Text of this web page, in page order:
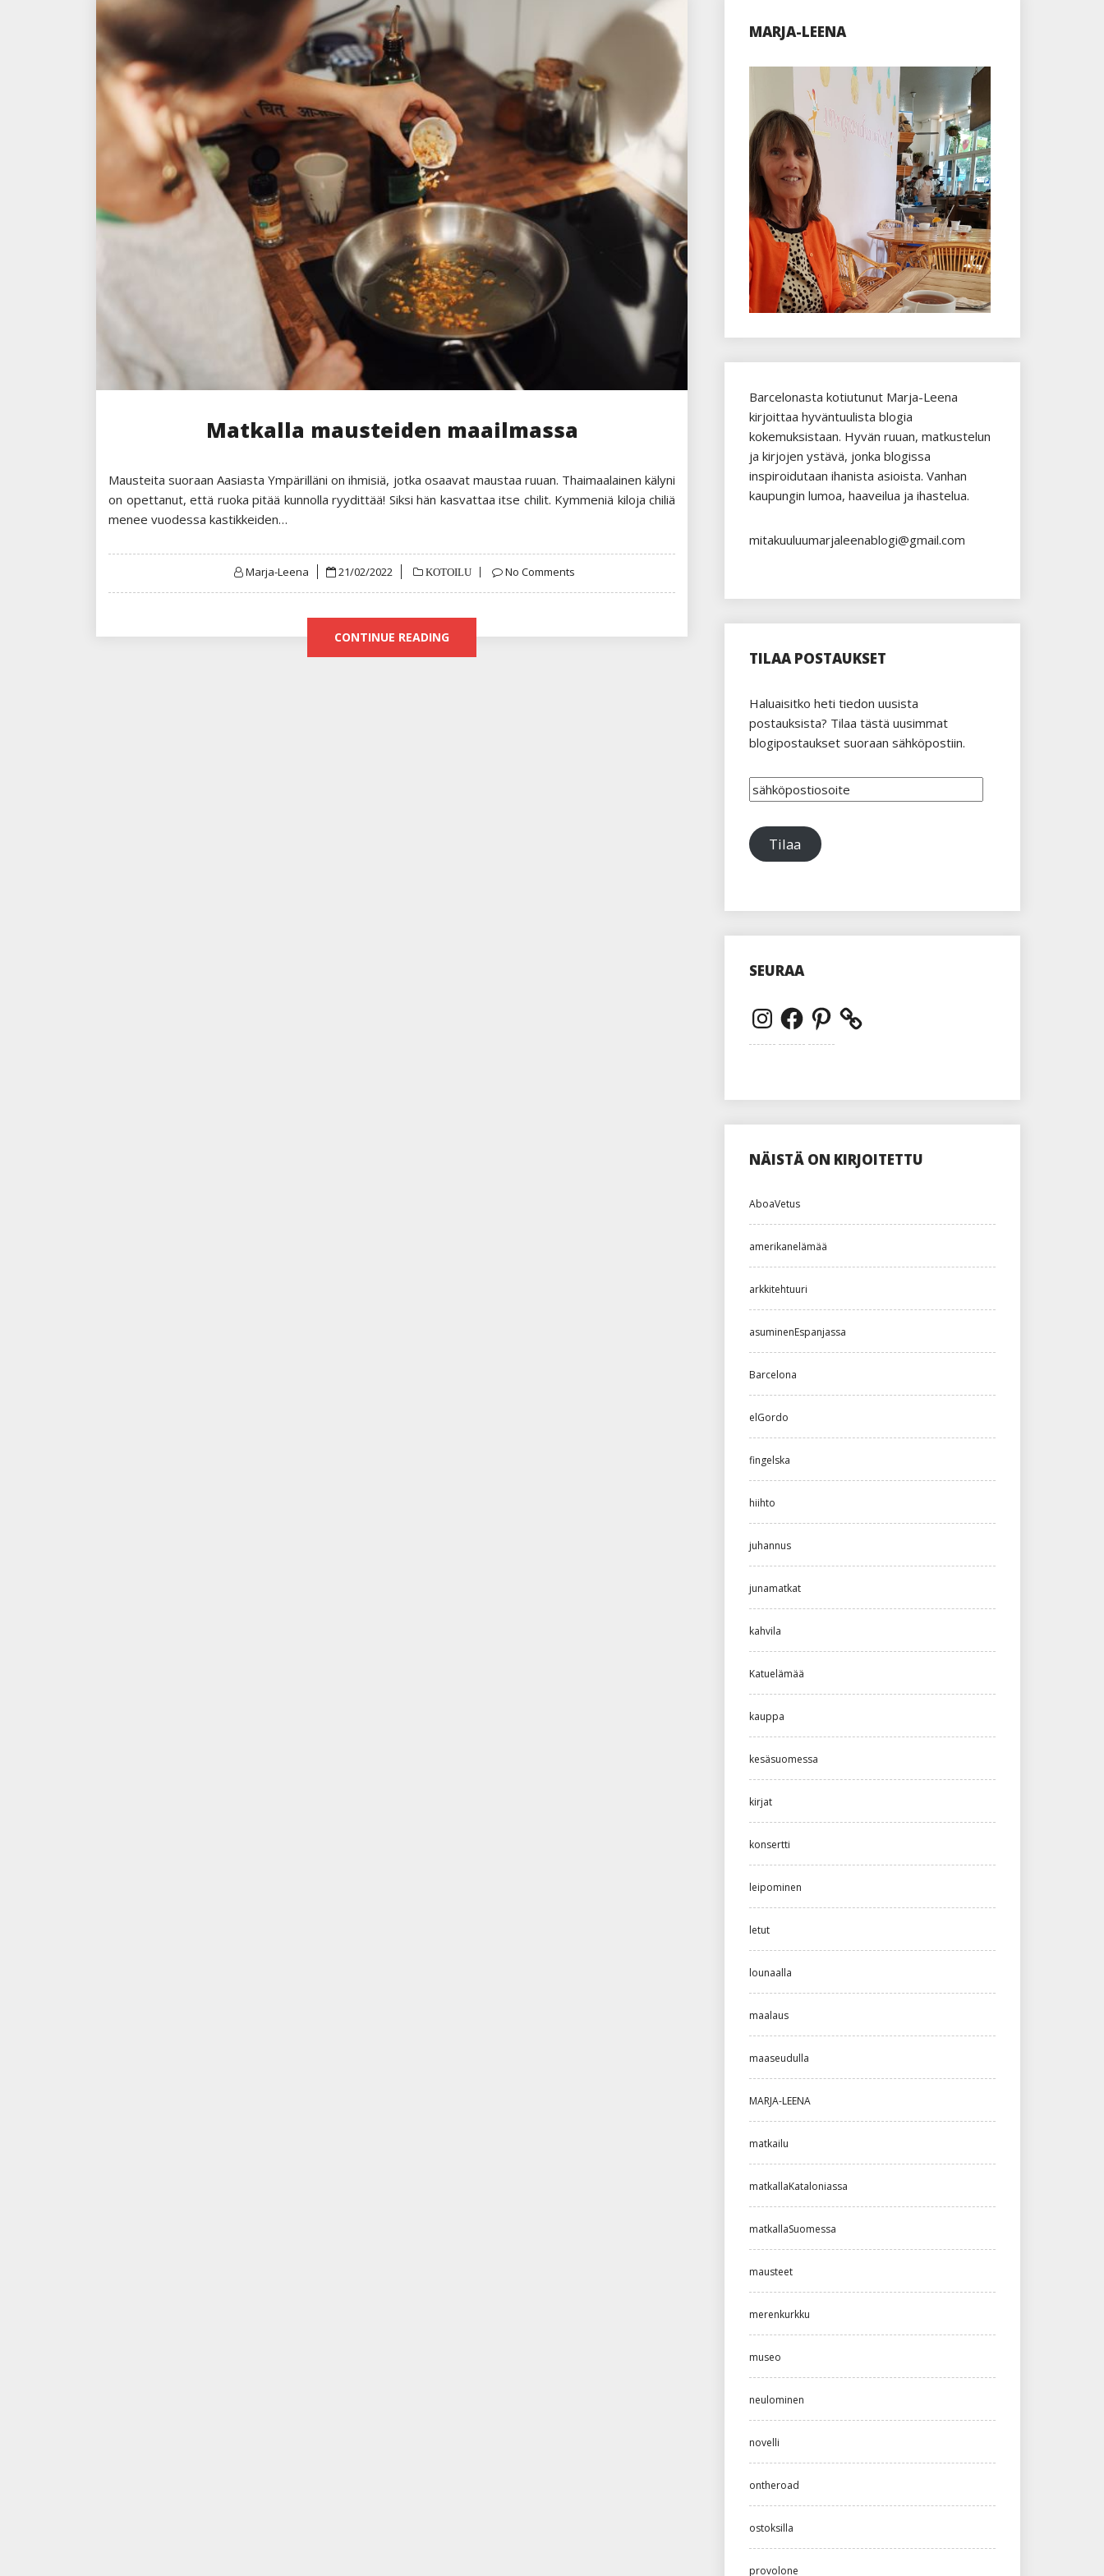
Matkalla mausteiden maailmassa
Mausteita suoraan Aasiasta Ympärilläni on ihmisiä, jotka osaavat maustaa ruuan. Thaimaalainen kälyni
on opettanut, että ruoka pitää kunnolla ryydittää! Siksi hän kasvattaa itse chilit. Kymmeniä kiloja chiliä
menee vuodessa kastikkeiden…
Marja-Leena
Posted
21/02/2022 KOTOILU No Comments
CONTINUE READING
MARJA-LEENA
Barcelonasta kotiutunut Marja-Leena
kirjoittaa hyväntuulista blogia
kokemuksistaan. Hyvän ruuan, matkustelun
ja kirjojen ystävä, jonka blogissa
inspiroidutaan ihanista asioista. Vanhan
kaupungin lumoa, haaveilua ja ihastelua.
mitakuuluumarjaleenablogi@gmail.com
TILAA POSTAUKSET
Haluaisitko heti tiedon uusista
postauksista? Tilaa tästä uusimmat
blogipostaukset suoraan sähköpostiin.
sähköpostiosoite
Tilaa
SEURAA
InstagramFacebookPinterest
NÄISTÄ ON KIRJOITETTU
AboaVetus
amerikanelämää
arkkitehtuuri
asuminenEspanjassa
Barcelona
elGordo
fingelska
hiihto
juhannus
junamatkat
kahvila
Katuelämää
kauppa
kesäsuomessa
kirjat
konsertti
leipominen
letut
lounaalla
maalaus
maaseudulla
MARJA-LEENA
matkailu
matkallaKataloniassa
matkallaSuomessa
mausteet
merenkurkku
museo
neulominen
novelli
ontheroad
ostoksilla
provolone